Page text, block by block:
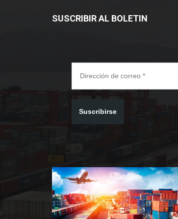
SUSCRIBIR AL BOLETIN
Suscribirse